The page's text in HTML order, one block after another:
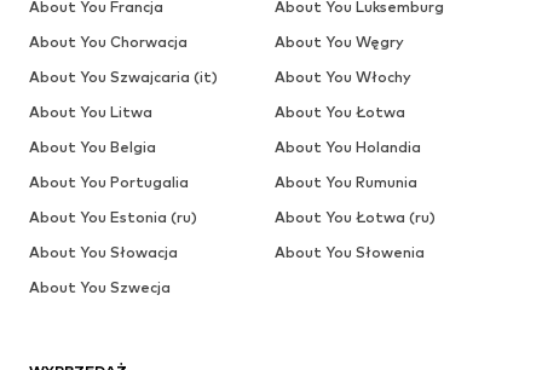
About You Francja
About You Luksemburg
About You Chorwacja
About You Węgry
About You Szwajcaria (it)
About You Włochy
About You Litwa
About You Łotwa
About You Belgia
About You Holandia
About You Portugalia
About You Rumunia
About You Estonia (ru)
About You Łotwa (ru)
About You Słowacja
About You Słowenia
About You Szwecja